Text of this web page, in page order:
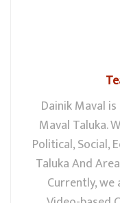
Dainik Maval
Maval Taluka.
Political, Social,
Taluka And
Currently, we